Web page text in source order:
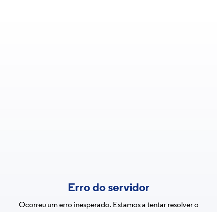
Erro do servidor
Ocorreu um erro inesperado. Estamos a tentar resolver o